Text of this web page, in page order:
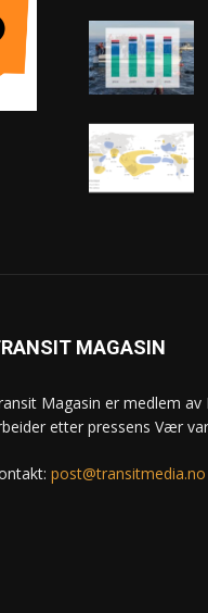
MAGASIN
Magasin er medlem
etter pressens Vær
post@transitmedia.no